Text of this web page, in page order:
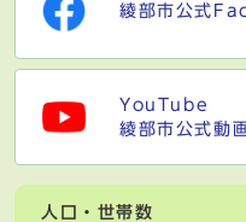
綾部市公式
YouTube
綾部市公式動
人口・世帯数